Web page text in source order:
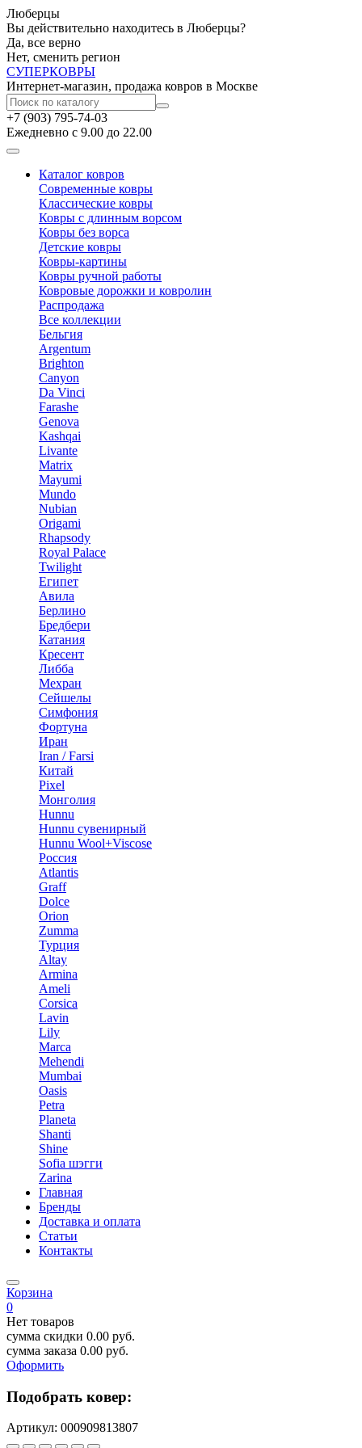
Люберцы
Вы действительно находитесь в Люберцы?
Да, все верно
Нет, сменить регион
СУПЕРКОВРЫ
Интернет-магазин, продажа ковров в Москве
+7 (903) 795-74-03
Ежедневно с 9.00 до 22.00
Каталог ковров
Современные ковры
Классические ковры
Ковры с длинным ворсом
Ковры без ворса
Детские ковры
Ковры-картины
Ковры ручной работы
Ковровые дорожки и ковролин
Распродажа
Все коллекции
Бельгия
Argentum
Brighton
Canyon
Da Vinci
Farashe
Genova
Kashqai
Livante
Matrix
Mayumi
Mundo
Nubian
Origami
Rhapsody
Royal Palace
Twilight
Египет
Авила
Берлино
Бредбери
Катания
Кресент
Либба
Мехран
Сейшелы
Симфония
Фортуна
Иран
Iran / Farsi
Китай
Pixel
Монголия
Hunnu
Hunnu сувенирный
Hunnu Wool+Viscose
Россия
Atlantis
Graff
Dolce
Orion
Zumma
Турция
Altay
Armina
Ameli
Corsica
Lavin
Lily
Marca
Mehendi
Mumbai
Oasis
Petra
Planeta
Shanti
Shine
Sofia шэгги
Zarina
Главная
Бренды
Доставка и оплата
Статьи
Контакты
Корзина
0
Нет товаров
сумма скидки 0.00 руб.
сумма заказа 0.00 руб.
Оформить
Подобрать ковер:
Артикул: 000909813807